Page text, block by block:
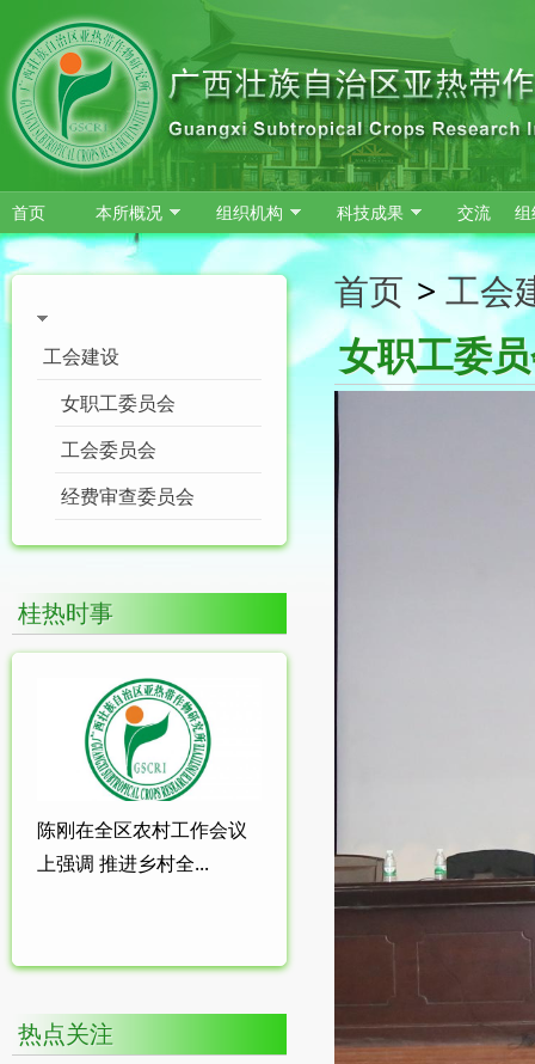
跳转到主要内容
首页 本所概况 组织机构 科技成果 交流
工会建设
女职工委员会
工会委员会
经费审查委员会
桂热时事
陈刚在全区农村工作会议
上强调 推进乡村全...
热点关注
首页 > 工会
女职工委